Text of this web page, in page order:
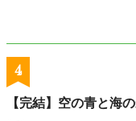
4
【完結】空の青と海